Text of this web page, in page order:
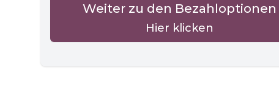
Weiter zu den Bezahloptionen
Hier klicken